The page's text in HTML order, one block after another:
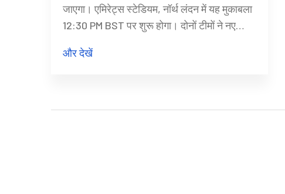
जाएगा। एमिरेट्स स्टेडियम, नॉर्थ लंदन में यह मुकाबला
12:30 PM BST पर शुरू होगा। दोनों टीमों ने नए
यह मुकाबला अत्यधिक चर्चा में है। आर्सेनल और
और देखें